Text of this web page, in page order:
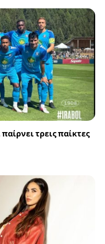
τρεις παίκτες